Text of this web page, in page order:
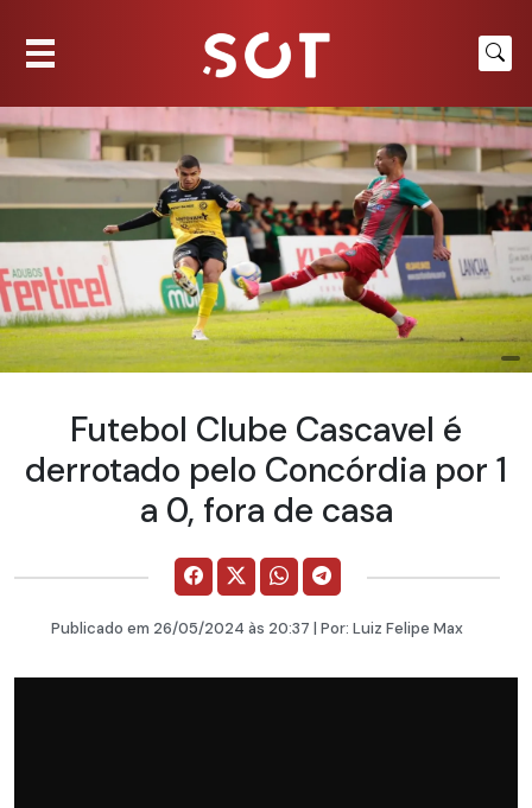
Futebol Clube Cascavel é
derrotado pelo Concórdia por 1
a 0, fora de casa
Publicado em 26/05/2024 às 20:37 | Por: Luiz Felipe Max